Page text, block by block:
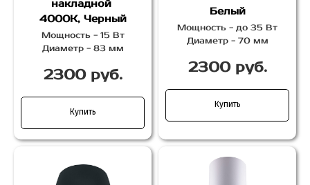
накладной
4000К, Черный
Мощность - 15 Вт
Диаметр - 83 мм
2300 руб.
Купить
Белый
Мощность - до 35 Вт
Диаметр - 70 мм
2300 руб.
Купить